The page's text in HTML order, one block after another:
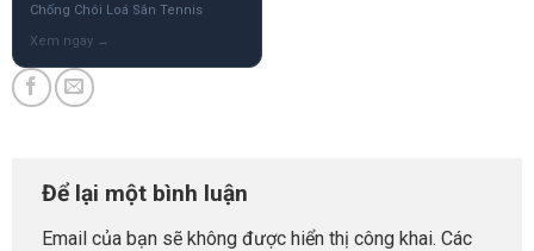
Chống Chói Loá Sân Tennis
Để lại một bình luận
Email của bạn sẽ không được hiển thị công khai. Các